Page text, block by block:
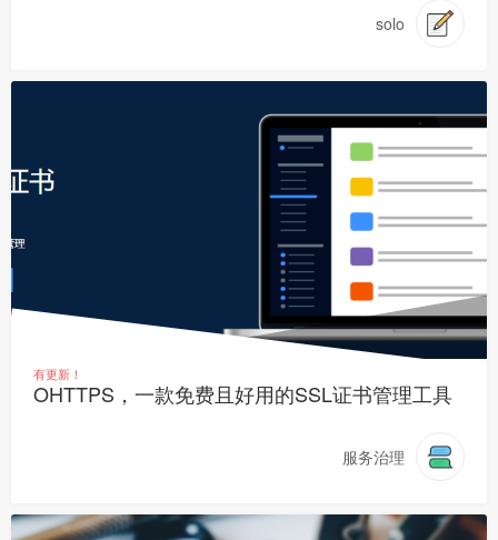
solo
有更新！
OHTTPS，一款免费且好用的SSL证书管理工具
服务治理